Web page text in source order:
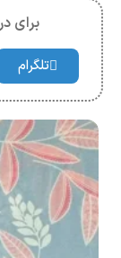
برای
تلگرام